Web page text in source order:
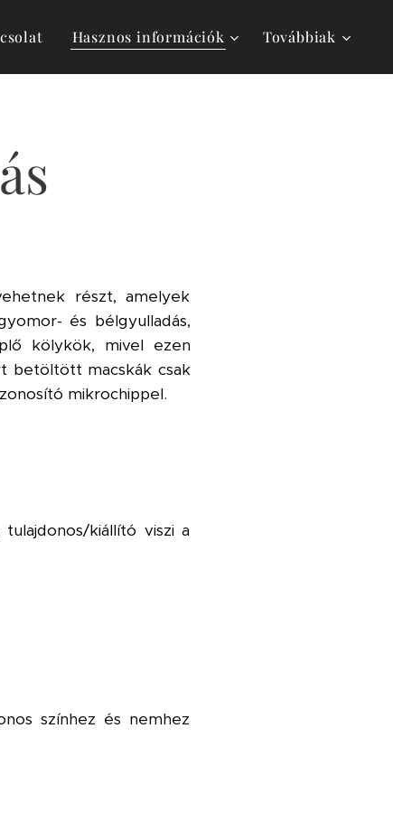
Hasznos információk Továbbiak
részt, amelyek
és bélgyulladás,
kölykök, mivel ezen
betöltött macskák csak
mikrochippel.
kiállító viszi a
színhez és nemhez